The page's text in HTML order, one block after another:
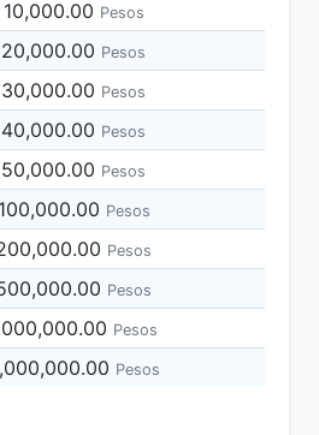
Pesos
Pesos
Pesos
Pesos
Pesos
Pesos
Pesos
Pesos
Pesos
Pesos